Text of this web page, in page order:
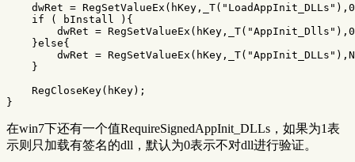
dwRet =
    if ( bInstall ){
dwRet =
    }else{
dwRet =
    }
    RegCloseKey(hKey);
在win7下还有一个值RequireSignedAppInit_DLLs，如果为1表
示则只加载有签名的dll，默认为0表示不对dll进行验证。